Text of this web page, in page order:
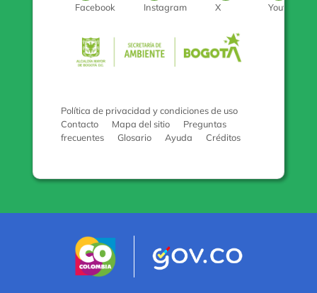
Facebook Logo Facebook
InstagramLogo Instagram
XLogo TwitterYoutube
Política de privacidad y condiciones de uso
Contacto
Mapa del sitio
Preguntas
frecuentes
Glosario Ayuda Créditos
Logo marca Colombia